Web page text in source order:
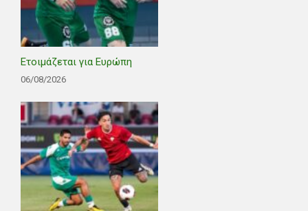
Ετοιμάζεται για Ευρώπη
06/08/2026